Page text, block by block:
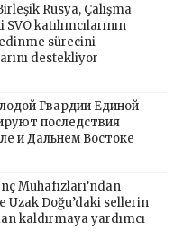
Rusya, Çalışma
SVO katılımcılarının
sürecini
destekliyor
Гвардии Единой
последствия
и Дальнем Востоке
Muhafızları’ndan
Uzak Doğu’daki sellerin
kaldırmaya yardımcı